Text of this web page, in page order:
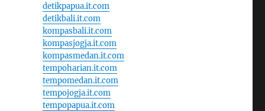
detikpapua.it.com
detikbali.it.com
kompasbali.it.com
kompasjogja.it.com
kompasmedan.it.com
tempoharian.it.com
tempomedan.it.com
tempojogja.it.com
tempopapua.it.com